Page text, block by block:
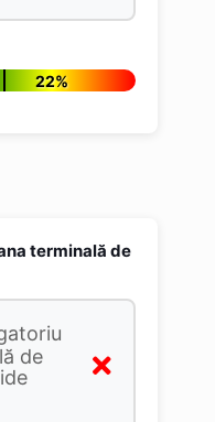
22%
terminală de
de